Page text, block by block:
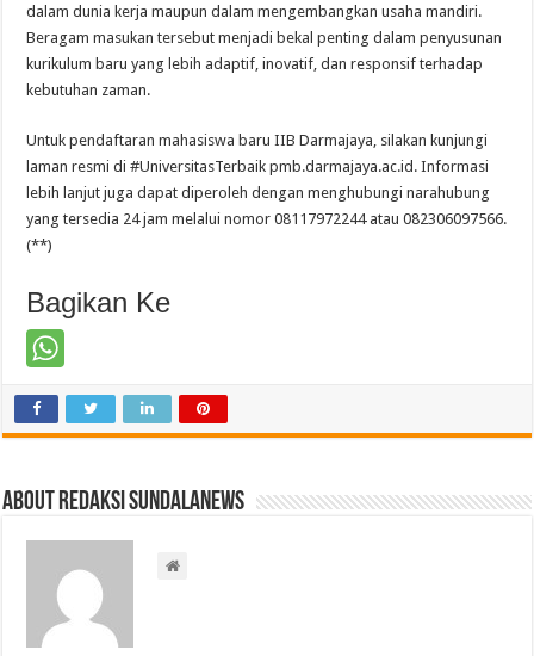
dalam dunia kerja maupun dalam mengembangkan usaha mandiri.
Beragam masukan tersebut menjadi bekal penting dalam penyusunan
kurikulum baru yang lebih adaptif, inovatif, dan responsif terhadap
kebutuhan zaman.
Untuk pendaftaran mahasiswa baru IIB Darmajaya, silakan kunjungi
laman resmi di #UniversitasTerbaik pmb.darmajaya.ac.id. Informasi
lebih lanjut juga dapat diperoleh dengan menghubungi narahubung
yang tersedia 24 jam melalui nomor 08117972244 atau 082306097566.
(**)
Bagikan Ke
About Redaksi Sundalanews